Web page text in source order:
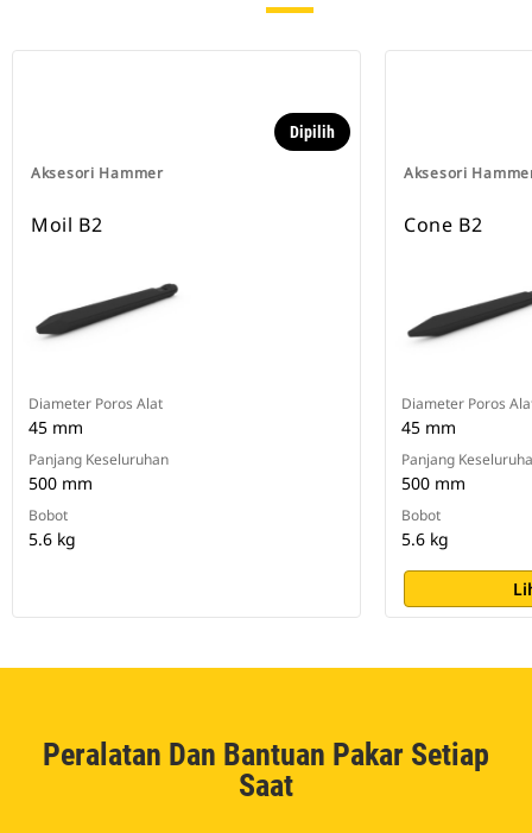
Aksesori Hammer
Dipilih
Moil B2
Diameter Poros Alat
45 mm
Panjang Keseluruhan
500 mm
Bobot
5.6 kg
Aksesori
Cone B2
Diameter Poros
45 mm
Panjang
500 mm
Bobot
5.6 kg
Peralatan Dan Bantuan Pakar Setiap
Saat